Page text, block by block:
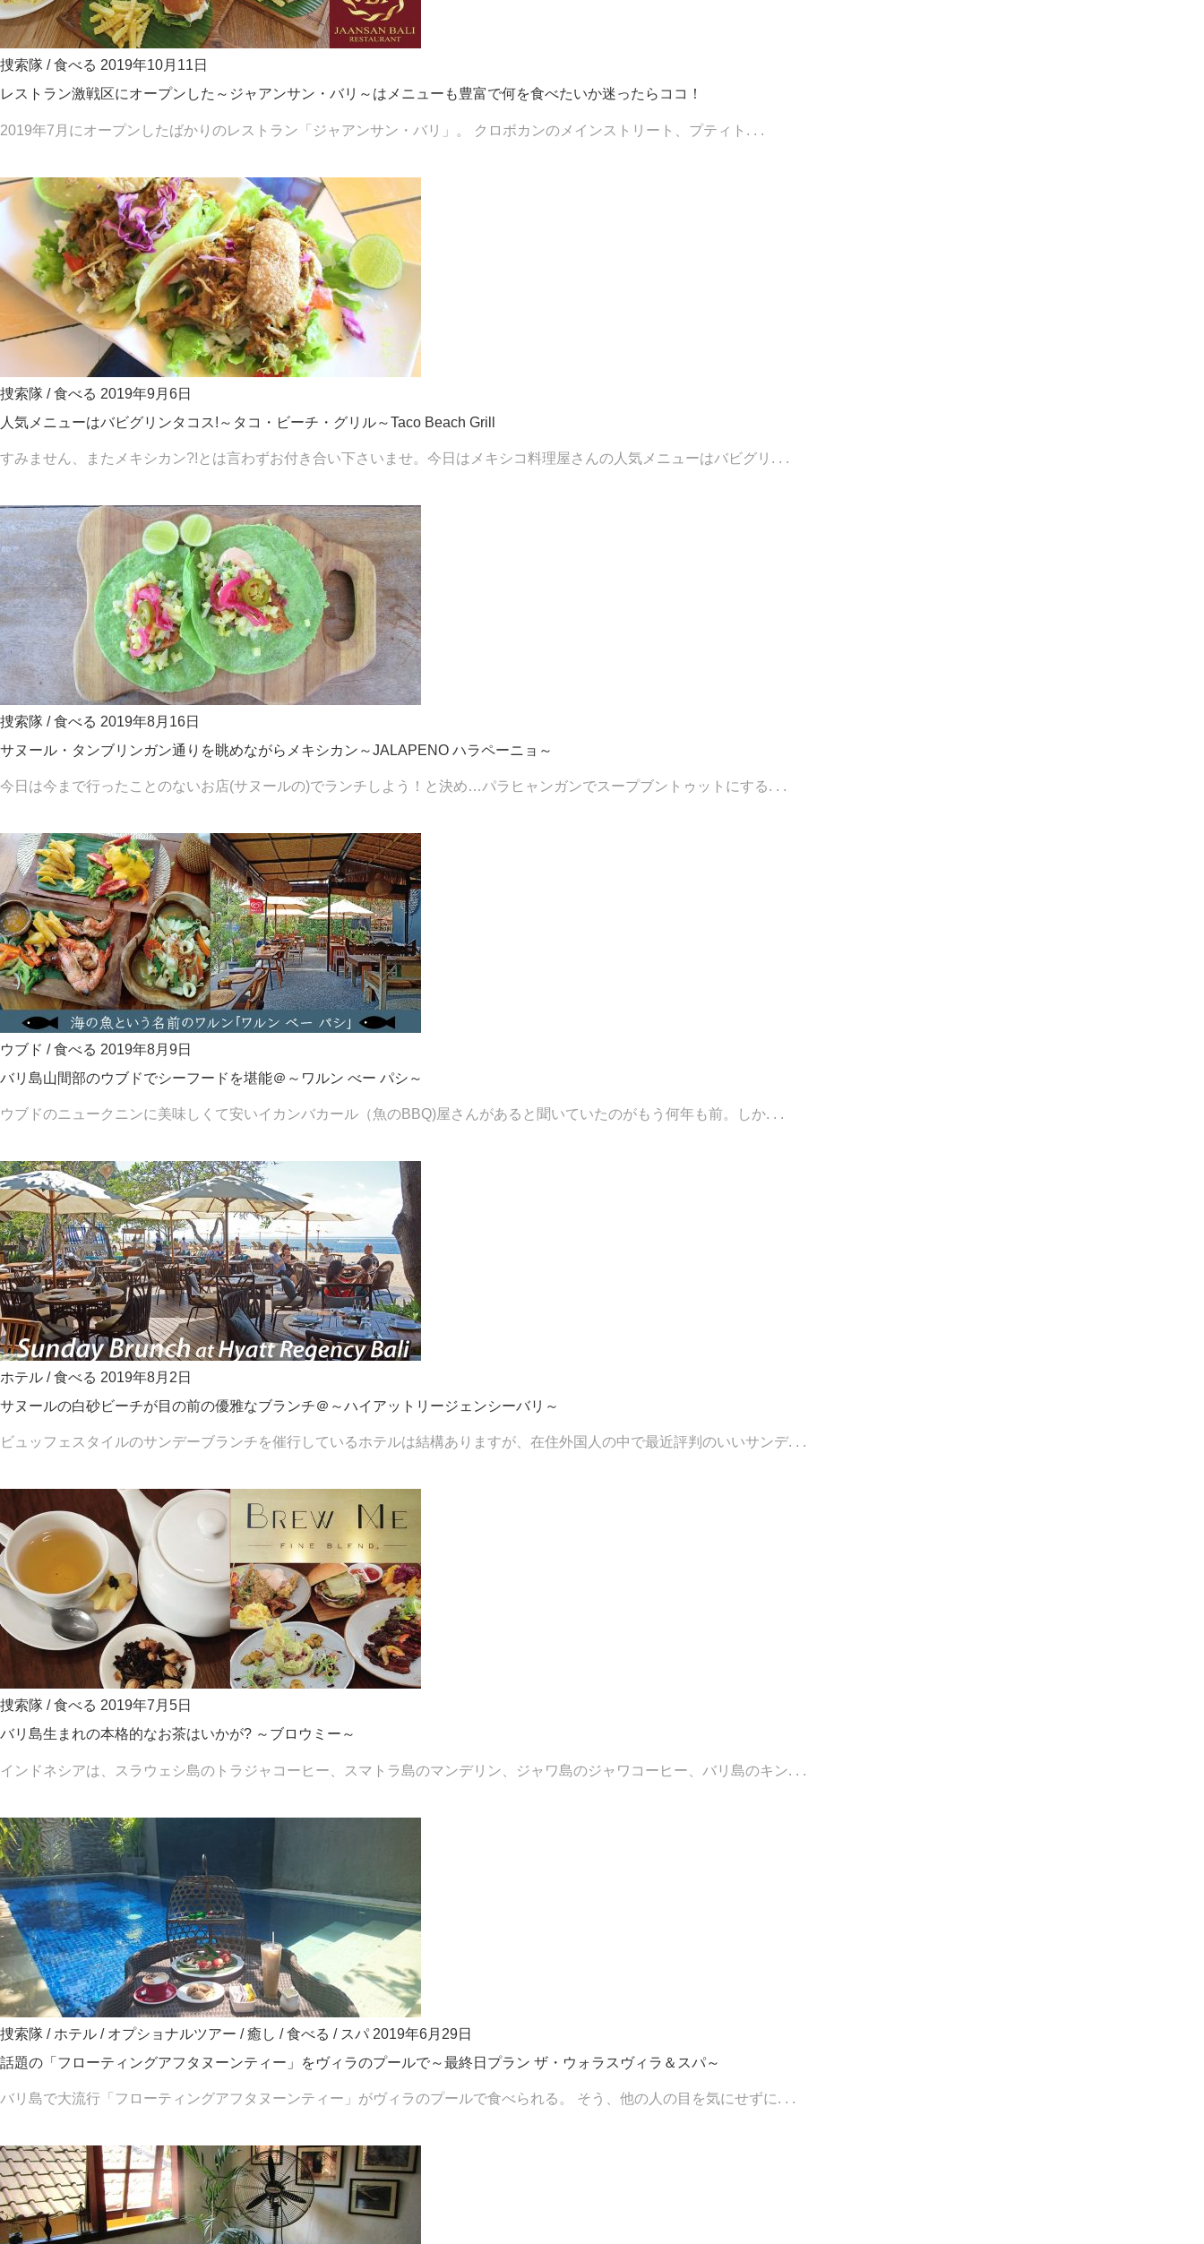
捜索隊 /食べる 2019年10月11日
レストラン激戦区にオープンした～ジャアンサン・バリ～はメニューも豊富で何を食べたいか迷ったらココ！
2019年7月にオープンしたばかりのレストラン「ジャアンサン・バリ」。 クロボカンのメインストリート、プティト. . .
捜索隊 /食べる 2019年9月6日
人気メニューはバビグリンタコス!～タコ・ビーチ・グリル～Taco Beach Grill
すみません、またメキシカン?!とは言わずお付き合い下さいませ。今日はメキシコ料理屋さんの人気メニューはバビグリ. . .
捜索隊 /食べる 2019年8月16日
サヌール・タンブリンガン通りを眺めながらメキシカン～JALAPENO ハラペーニョ～
今日は今まで行ったことのないお店(サヌールの)でランチしよう！と決め…パラヒャンガンでスープブントゥットにする. . .
ウブド /食べる 2019年8月9日
バリ島山間部のウブドでシーフードを堪能＠～ワルン べー パシ～
ウブドのニュークニンに美味しくて安いイカンバカール（魚のBBQ)屋さんがあると聞いていたのがもう何年も前。しか. . .
ホテル /食べる 2019年8月2日
サヌールの白砂ビーチが目の前の優雅なブランチ＠～ハイアットリージェンシーバリ～
ビュッフェスタイルのサンデーブランチを催行しているホテルは結構ありますが、在住外国人の中で最近評判のいいサンデ. . .
捜索隊 /食べる 2019年7月5日
バリ島生まれの本格的なお茶はいかが? ～ブロウミー～
インドネシアは、スラウェシ島のトラジャコーヒー、スマトラ島のマンデリン、ジャワ島のジャワコーヒー、バリ島のキン. . .
捜索隊 / ホテル / オプショナルツアー /癒し /食べる / スパ 2019年6月29日
話題の「フローティングアフタヌーンティー」をヴィラのプールで～最終日プラン ザ・ウォラスヴィラ＆スパ～
バリ島で大流行「フローティングアフタヌーンティー」がヴィラのプールで食べられる。 そう、他の人の目を気にせずに. . .